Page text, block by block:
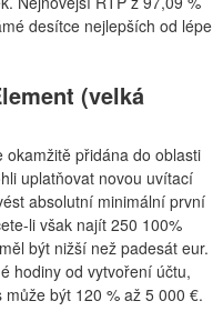
desítce nejlepších od lépe
(velká
přidána do oblasti
uplatňovat novou uvítací
absolutní minimální první
li však najít 250 100%
být nižší než padesát eur.
hodiny od vytvoření účtu,
být 120 % až 5 000 €.